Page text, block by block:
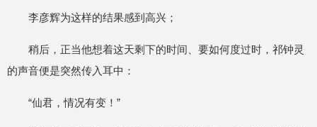
李彦辉为这样的结果感到高兴；
稍后，正当他想着这天剩下的时间、要如何度过时，祁钟灵
的声音便是突然传入耳中：
“仙君，情况有变！”